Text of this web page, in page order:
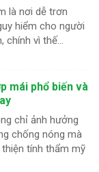
là nơi dễ trơn
hiểm cho người
chính vì thế...
mái phổ biến và
chỉ ảnh hưởng
chống nóng mà
tính thẩm mỹ